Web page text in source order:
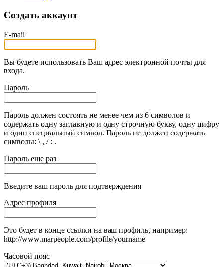
Создать аккаунт
E-mail
Вы будете использовать Ваш адрес электронной почты для
входа.
Пароль
Пароль должен состоять не менее чем из 6 символов и
содержать одну заглавную и одну строчную букву, одну цифру
и один специальный символ. Пароль не должен содержать
символы: \ , / : .
Пароль еще раз
Введите ваш пароль для подтверждения
Адрес профиля
Это будет в конце ссылки на ваш профиль, например:
http://www.marpeople.com/profile/yourname
Часовой пояс